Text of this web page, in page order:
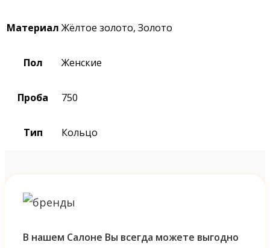
Материал Жёлтое золото, Золото
Пол Женские
Проба 750
Тип Кольцо
В нашем Салоне Вы всегда можете выгодно